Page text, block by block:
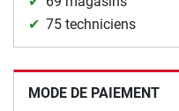
75 techniciens
MODE DE PAIEMENT